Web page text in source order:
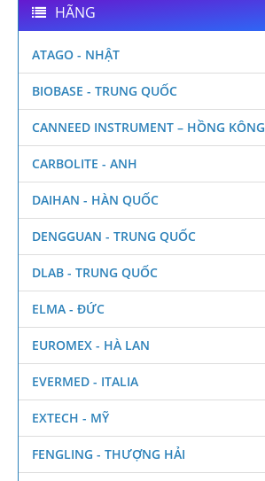
HÃNG
ATAGO - NHẬT
BIOBASE - TRUNG QUỐC
CANNEED INSTRUMENT – HỒNG KÔNG
CARBOLITE - ANH
DAIHAN - HÀN QUỐC
DENGGUAN - TRUNG QUỐC
DLAB - TRUNG QUỐC
ELMA - ĐỨC
EUROMEX - HÀ LAN
EVERMED - ITALIA
EXTECH - MỸ
FENGLING - THƯỢNG HẢI